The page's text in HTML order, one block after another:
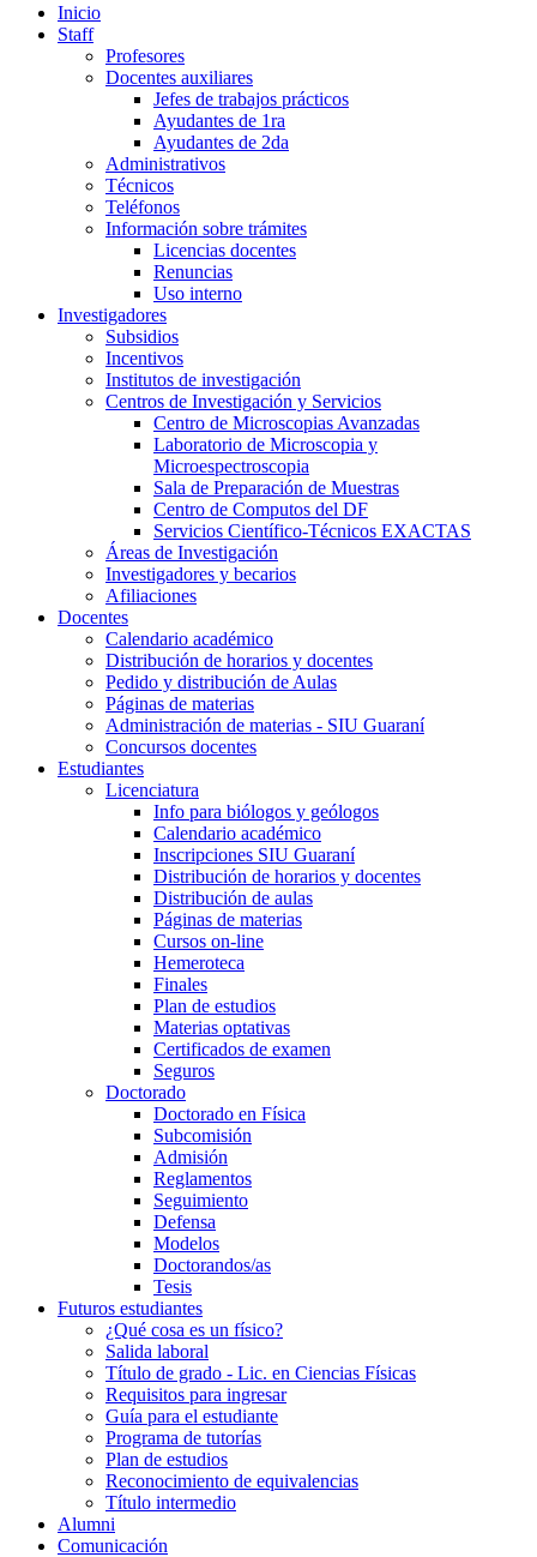
Inicio
Staff
Profesores
Docentes auxiliares
Jefes de trabajos prácticos
Ayudantes de 1ra
Ayudantes de 2da
Administrativos
Técnicos
Teléfonos
Información sobre trámites
Licencias docentes
Renuncias
Uso interno
Investigadores
Subsidios
Incentivos
Institutos de investigación
Centros de Investigación y Servicios
Centro de Microscopias Avanzadas
Laboratorio de Microscopia y
Microespectroscopia
Sala de Preparación de Muestras
Centro de Computos del DF
Servicios Científico-Técnicos EXACTAS
Áreas de Investigación
Investigadores y becarios
Afiliaciones
Docentes
Calendario académico
Distribución de horarios y docentes
Pedido y distribución de Aulas
Páginas de materias
Administración de materias - SIU Guaraní
Concursos docentes
Estudiantes
Licenciatura
Info para biólogos y geólogos
Calendario académico
Inscripciones SIU Guaraní
Distribución de horarios y docentes
Distribución de aulas
Páginas de materias
Cursos on-line
Hemeroteca
Finales
Plan de estudios
Materias optativas
Certificados de examen
Seguros
Doctorado
Doctorado en Física
Subcomisión
Admisión
Reglamentos
Seguimiento
Defensa
Modelos
Doctorandos/as
Tesis
Futuros estudiantes
¿Qué cosa es un físico?
Salida laboral
Título de grado - Lic. en Ciencias Físicas
Requisitos para ingresar
Guía para el estudiante
Programa de tutorías
Plan de estudios
Reconocimiento de equivalencias
Título intermedio
Alumni
Comunicación